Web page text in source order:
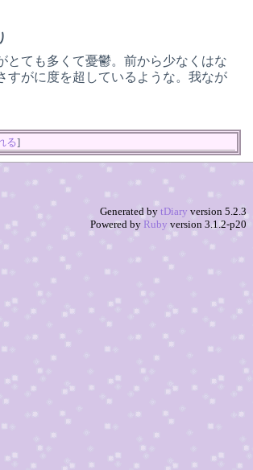
とても多くて憂鬱。前から少なくはな
すがに度を超しているような。我なが
る]
Generated by tDiary version 5.2.3
Powered by Ruby version 3.1.2-p20